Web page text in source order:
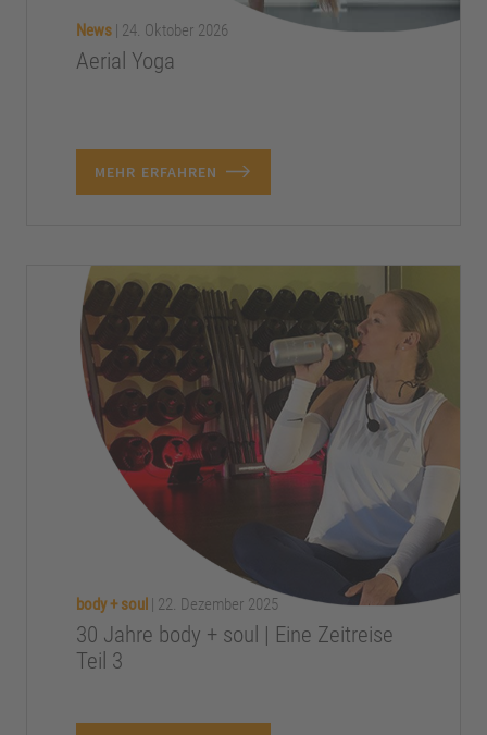
News | 24. Oktober 2026
Aerial Yoga
MEHR ERFAHREN
body + soul | 22. Dezember 2025
30 Jahre body + soul | Eine Zeitreise
Teil 3